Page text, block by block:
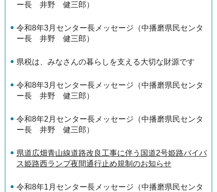
ー長 井野 健三郎）
令和8年3月センター長メッセージ（中播磨県民センタ
ー長 井野 健三郎）
県税は、みなさんの暮らしを支える大切な財源です
令和8年3月センター長メッセージ（中播磨県民センタ
ー長 井野 健三郎）
令和8年2月センター長メッセージ（中播磨県民センタ
ー長 井野 健三郎）
県道広畑青山線道路改良工事に伴う国道2号姫路バイパ
ス姫路西ランプ夜間通行止め規制のお知らせ
令和8年1月センター長メッセージ（中播磨県民センタ